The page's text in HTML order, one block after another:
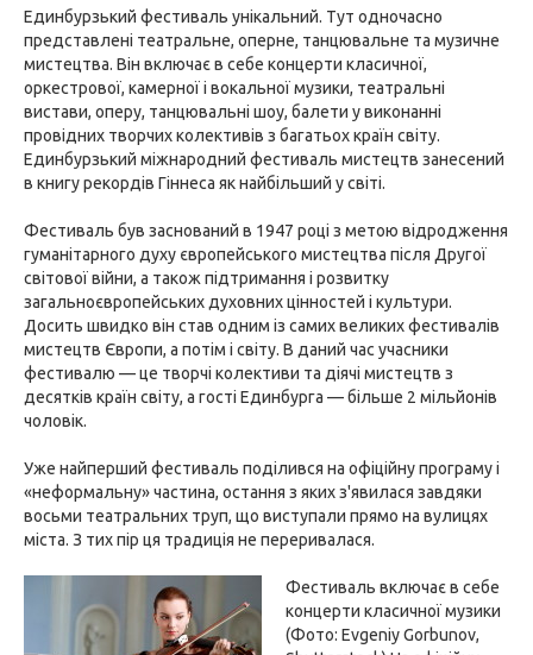
Единбурзький фестиваль унікальний. Тут одночасно
представлені театральне, оперне, танцювальне та музичне
мистецтва. Він включає в себе концерти класичної,
оркестрової, камерної і вокальної музики, театральні
вистави, оперу, танцювальні шоу, балети у виконанні
провідних творчих колективів з багатьох країн світу.
Единбурзький міжнародний фестиваль мистецтв занесений
в книгу рекордів Гіннеса як найбільший у світі.
Фестиваль був заснований в 1947 році з метою відродження
гуманітарного духу європейського мистецтва після Другої
світової війни, а також підтримання і розвитку
загальноєвропейських духовних цінностей і культури.
Досить швидко він став одним із самих великих фестивалів
мистецтв Європи, а потім і світу. В даний час учасники
фестивалю — це творчі колективи та діячі мистецтв з
десятків країн світу, а гості Единбурга — більше 2 мільйонів
чоловік.
Уже найперший фестиваль поділився на офіційну програму і
«неформальну» частина, остання з яких з'явилася завдяки
восьми театральних труп, що виступали прямо на вулицях
міста. З тих пір ця традиція не переривалася.
Фестиваль включає в себе
концерти класичної музики
(Фото: Evgeniy Gorbunov,